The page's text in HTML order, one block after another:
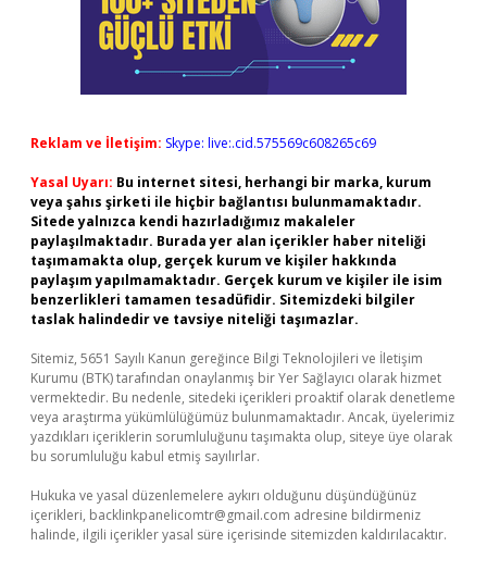
Reklam ve İletişim: Skype: live:.cid.575569c608265c69
Yasal Uyarı: Bu internet sitesi, herhangi bir marka, kurum
veya şahıs şirketi ile hiçbir bağlantısı bulunmamaktadır.
Sitede yalnızca kendi hazırladığımız makaleler
paylaşılmaktadır. Burada yer alan içerikler haber niteliği
taşımamakta olup, gerçek kurum ve kişiler hakkında
paylaşım yapılmamaktadır. Gerçek kurum ve kişiler ile isim
benzerlikleri tamamen tesadüfidir. Sitemizdeki bilgiler
taslak halindedir ve tavsiye niteliği taşımazlar.
Sitemiz, 5651 Sayılı Kanun gereğince Bilgi Teknolojileri ve İletişim
Kurumu (BTK) tarafından onaylanmış bir Yer Sağlayıcı olarak hizmet
vermektedir. Bu nedenle, sitedeki içerikleri proaktif olarak denetleme
veya araştırma yükümlülüğümüz bulunmamaktadır. Ancak, üyelerimiz
yazdıkları içeriklerin sorumluluğunu taşımakta olup, siteye üye olarak
bu sorumluluğu kabul etmiş sayılırlar.
Hukuka ve yasal düzenlemelere aykırı olduğunu düşündüğünüz
içerikleri, backlinkpanelicomtr@gmail.com adresine bildirmeniz
halinde, ilgili içerikler yasal süre içerisinde sitemizden kaldırılacaktır.